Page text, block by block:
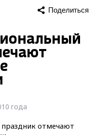
Поделиться
года